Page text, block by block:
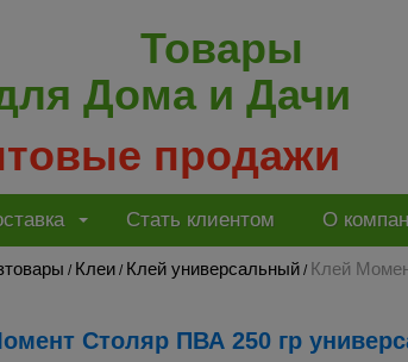
Товары
Дома и Дачи
продажи
Стать клиентом О
/ Клеи / Клей универсальный / Клей
Столяр ПВА 250 гр